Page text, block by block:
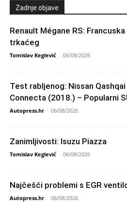
Zadnje objave
Renault Mégane RS:
trkaćeg
Tomislav Keglević - 06/08/2026
Test rabljenog: Nissan Qashqai
Connecta (2018.) – Popularni
Autopress.hr - 06/08/2026
Zanimljivosti: Isuzu Piazza
Tomislav Keglević - 06/08/2026
Najčešći problemi s EGR
Autopress.hr - 06/08/2026